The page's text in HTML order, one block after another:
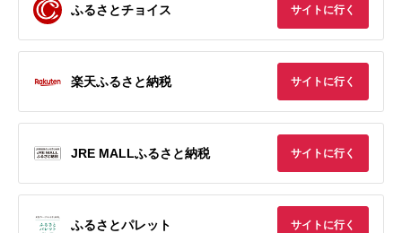
ふるさとチョイス サイトに行く
楽天ふるさと納税 サイトに行く
JRE MALLふるさと納税 サイトに行く
ふるさとパレット サイトに行く